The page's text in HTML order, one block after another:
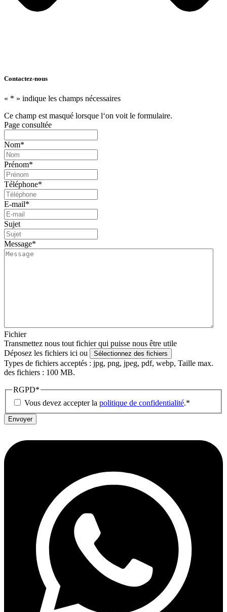
Contactez-nous
« * » indique les champs nécessaires
Ce champ est masqué lorsque l‘on voit le formulaire.
Page consultée
Nom*
Prénom*
Téléphone*
E-mail*
Sujet
Message*
Fichier
Transmettez nous tout fichier qui puisse nous être utile
Déposez les fichiers ici ou
Sélectionnez des fichiers
Types de fichiers acceptés : jpg, png, jpeg, pdf, webp, Taille max.
des fichiers : 100 MB.
RGPD*
Vous devez accepter la politique de confidentialité.*